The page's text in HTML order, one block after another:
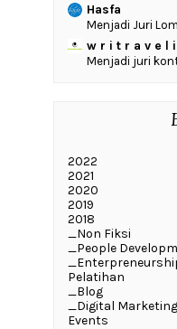
Hasfa
Menjadi Juri
w r i t r a v e l
Menjadi juri
2022
2021
2020
2019
2018
_Non Fiksi
_People
Pelatihan
_Blog
_Digital Marketing
Events